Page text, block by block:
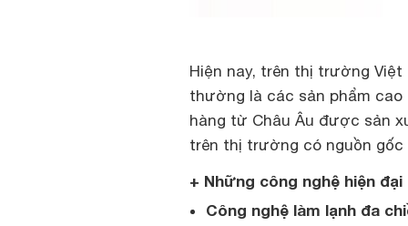
Hiện nay, trên thị trường
thường là các sản phẩm
hàng từ Châu Âu được sản
trên thị trường có nguồn
+ Những công nghệ hiện
Công nghệ làm lạnh đa